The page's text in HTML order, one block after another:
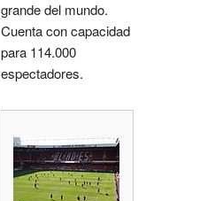
grande del mundo.
Cuenta con capacidad
para 114.000
espectadores.